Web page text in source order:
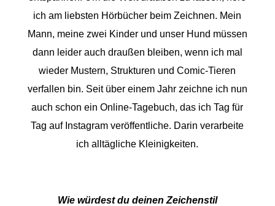
ich am liebsten Hörbücher beim Zeichnen. Mein
Mann, meine zwei Kinder und unser Hund müssen
dann leider auch draußen bleiben, wenn ich mal
wieder Mustern, Strukturen und Comic-Tieren
verfallen bin. Seit über einem Jahr zeichne ich nun
auch schon ein Online-Tagebuch, das ich Tag für
Tag auf Instagram veröffentliche. Darin verarbeite
ich alltägliche Kleinigkeiten.
Wie würdest du deinen Zeichenstil